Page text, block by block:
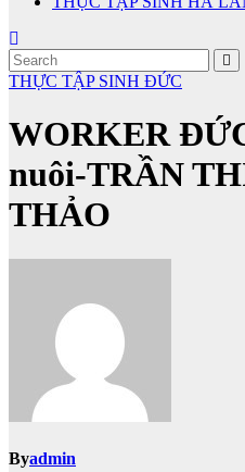
THỰC TẬP SINH ĐỨC
WORKER
nuôi-TRẦN
THẢO
Byadmin